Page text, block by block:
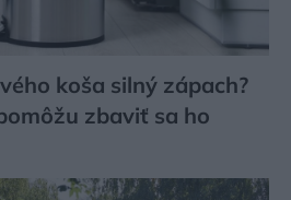
koša silný zápach?
zbaviť sa ho